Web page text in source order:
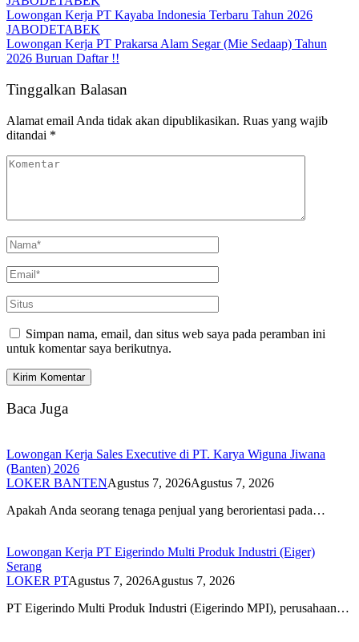
Lowongan Kerja PT Kayaba Indonesia Terbaru Tahun 2026
JABODETABEK
Lowongan Kerja PT Prakarsa Alam Segar (Mie Sedaap) Tahun
2026 Buruan Daftar !!
Tinggalkan Balasan
Alamat email Anda tidak akan dipublikasikan. Ruas yang wajib
ditandai *
Simpan nama, email, dan situs web saya pada peramban ini
untuk komentar saya berikutnya.
Baca Juga
Lowongan Kerja Sales Executive di PT. Karya Wiguna Jiwana
(Banten) 2026
LOKER BANTENAgustus 7, 2026Agustus 7, 2026
Apakah Anda seorang tenaga penjual yang berorientasi pada…
Lowongan Kerja PT Eigerindo Multi Produk Industri (Eiger)
Serang
LOKER PTAgustus 7, 2026Agustus 7, 2026
PT Eigerindo Multi Produk Industri (Eigerindo MPI), perusahaan…